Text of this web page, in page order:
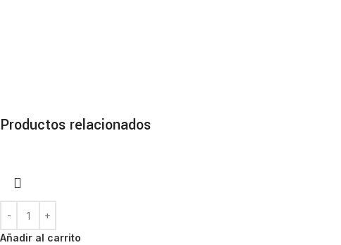
Productos relacionados
Añadir al carrito